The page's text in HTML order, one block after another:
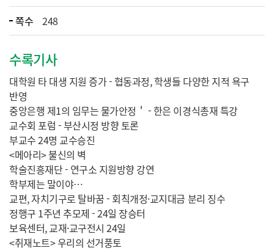
쪽수
248
수록기사
대학원 타 대생 지원 증가 - 협동과정, 학생들 다양한 지적 욕구
반영
중앙은행 제1의 임무는 물가안정＇ - 한은 이경식총재 특강
교수회 포럼 - 부산시정 방향 토론
부교수 24명 교수승진
<메아리> 불신의 벽
학술진흥재단 - 연구소 지원방향 강연
학부제는 말이야…
교편, 자치기구로 탈바꿈 - 회칙개정·교지대금 분리 징수
정행구 1주년 추모제 - 24일 장승터
보육센터, 교재·교구전시 24일
<취재노트> 우리의 선거풍토